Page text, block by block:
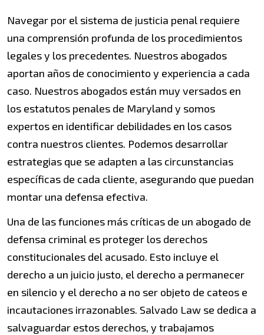
Navegar por el sistema de justicia penal requiere
una comprensión profunda de los procedimientos
legales y los precedentes. Nuestros abogados
aportan años de conocimiento y experiencia a cada
caso. Nuestros abogados están muy versados en
los estatutos penales de Maryland y somos
expertos en identificar debilidades en los casos
contra nuestros clientes. Podemos desarrollar
estrategias que se adapten a las circunstancias
específicas de cada cliente, asegurando que puedan
montar una defensa efectiva.
Una de las funciones más críticas de un abogado de
defensa criminal es proteger los derechos
constitucionales del acusado. Esto incluye el
derecho a un juicio justo, el derecho a permanecer
en silencio y el derecho a no ser objeto de cateos e
incautaciones irrazonables. Salvado Law se dedica a
salvaguardar estos derechos, y trabajamos